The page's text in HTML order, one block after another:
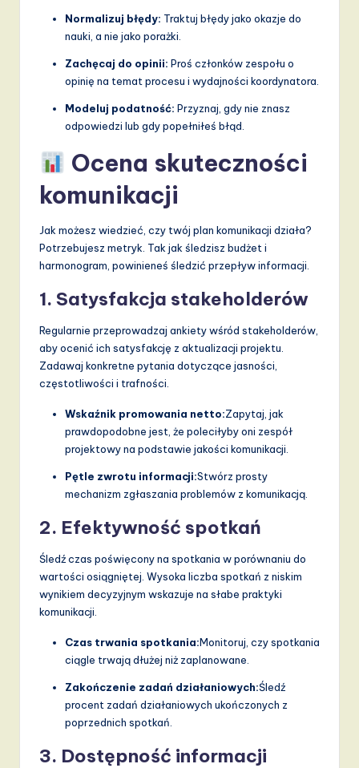
Normalizuj błędy: Traktuj błędy jako okazje do
nauki, a nie jako porażki.
Zachęcaj do opinii: Proś członków zespołu o
opinię na temat procesu i wydajności koordynatora.
Modeluj podatność: Przyznaj, gdy nie znasz
odpowiedzi lub gdy popełniłeś błąd.
Ocena skuteczności
komunikacji
Jak możesz wiedzieć, czy twój plan komunikacji działa?
Potrzebujesz metryk. Tak jak śledzisz budżet i
harmonogram, powinieneś śledzić przepływ informacji.
1. Satysfakcja stakeholderów
Regularnie przeprowadzaj ankiety wśród stakeholderów,
aby ocenić ich satysfakcję z aktualizacji projektu.
Zadawaj konkretne pytania dotyczące jasności,
częstotliwości i trafności.
Wskaźnik promowania netto:Zapytaj, jak
prawdopodobne jest, że poleciłyby oni zespół
projektowy na podstawie jakości komunikacji.
Pętle zwrotu informacji:Stwórz prosty
mechanizm zgłaszania problemów z komunikacją.
2. Efektywność spotkań
Śledź czas poświęcony na spotkania w porównaniu do
wartości osiągniętej. Wysoka liczba spotkań z niskim
wynikiem decyzyjnym wskazuje na słabe praktyki
komunikacji.
Czas trwania spotkania:Monitoruj, czy spotkania
ciągle trwają dłużej niż zaplanowane.
Zakończenie zadań działaniowych:Śledź
procent zadań działaniowych ukończonych z
poprzednich spotkań.
3. Dostępność informacji